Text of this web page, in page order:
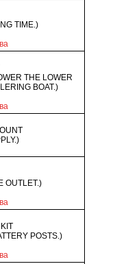
TIME.)
THE LOWER
BOAT.)
OUTLET.)
POSTS.)